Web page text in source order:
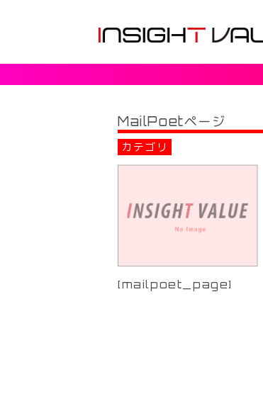
MailPoetページ
カテゴリ
[mailpoet_page]